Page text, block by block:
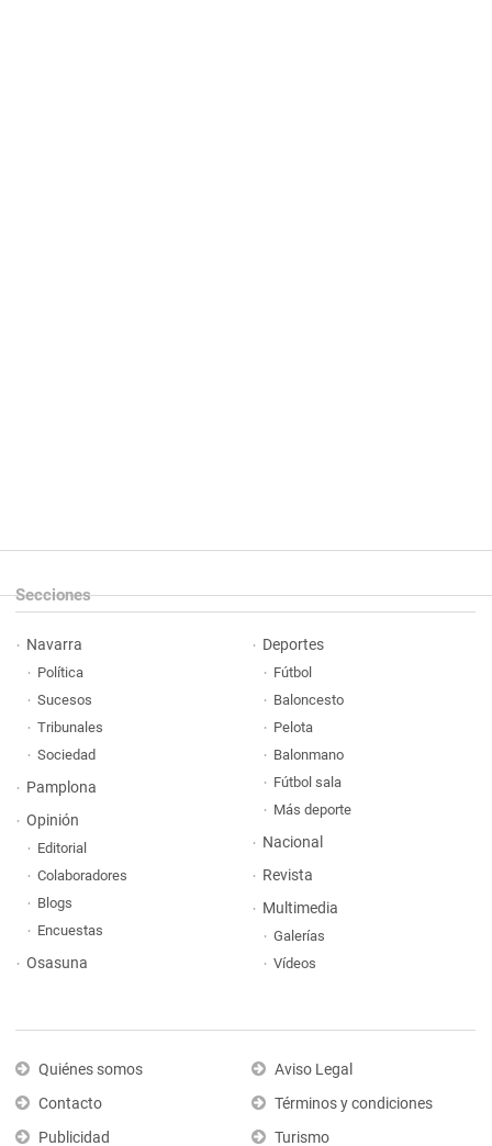
Secciones
Navarra
Política
Sucesos
Tribunales
Sociedad
Pamplona
Opinión
Editorial
Colaboradores
Blogs
Encuestas
Osasuna
Deportes
Fútbol
Baloncesto
Pelota
Balonmano
Fútbol sala
Más deporte
Nacional
Revista
Multimedia
Galerías
Vídeos
Quiénes somos
Contacto
Publicidad
Aviso Legal
Términos y condiciones
Turismo